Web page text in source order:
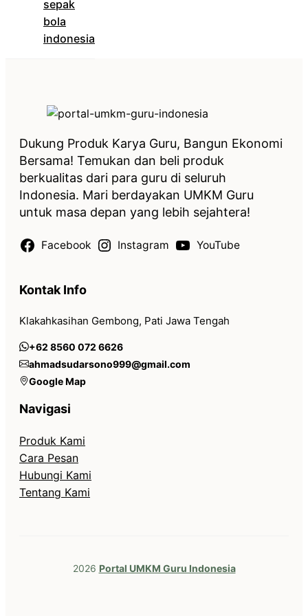
sepak
bola
indonesia
Dukung Produk Karya Guru, Bangun Ekonomi
Bersama! Temukan dan beli produk
berkualitas dari para guru di seluruh
Indonesia. Mari berdayakan UMKM Guru
untuk masa depan yang lebih sejahtera!
Facebook Instagram YouTube
Kontak Info
Klakahkasihan Gembong, Pati Jawa Tengah
+62 8560 072 6626
ahmadsudarsono999@gmail.com
Google Map
Navigasi
Produk Kami
Cara Pesan
Hubungi Kami
Tentang Kami
2026 Portal UMKM Guru Indonesia